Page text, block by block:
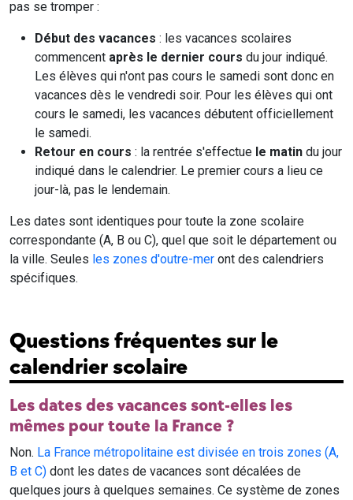
pas se tromper :
Début des vacances : les vacances scolaires
commencent après le dernier cours du jour indiqué.
Les élèves qui n'ont pas cours le samedi sont donc en
vacances dès le vendredi soir. Pour les élèves qui ont
cours le samedi, les vacances débutent officiellement
le samedi.
Retour en cours : la rentrée s'effectue le matin du jour
indiqué dans le calendrier. Le premier cours a lieu ce
jour-là, pas le lendemain.
Les dates sont identiques pour toute la zone scolaire
correspondante (A, B ou C), quel que soit le département ou
la ville. Seules les zones d'outre-mer ont des calendriers
spécifiques.
Questions fréquentes sur le
calendrier scolaire
Les dates des vacances sont-elles les
mêmes pour toute la France ?
Non. La France métropolitaine est divisée en trois zones (A,
B et C) dont les dates de vacances sont décalées de
quelques jours à quelques semaines. Ce système de zones